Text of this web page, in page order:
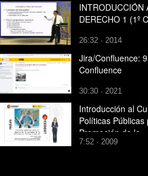
INTRODUCCIÓN
DERECHO 1 (1º
26:32 · 2014
Jira/Confluence:
Confluence
30:30 · 2021
Introducción al
Políticas Públicas
Promoción de la
Sociedad de la
7:52 · 2009